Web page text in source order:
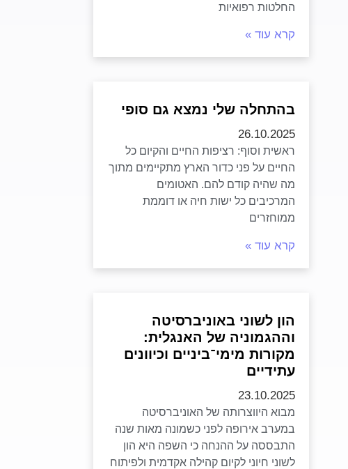
החלטות רפואיות
קרא עוד »
בהתחלה שלי נמצא גם סופי
26.10.2025
ראשית וסוף: רציפות החיים והקיום כל
החיים על פני כדור הארץ מתקיימים מתוך
מה שהיה קודם להם. האטומים
המרכיבים כל ישות חיה או דוממת
ממוחזרים
קרא עוד »
הון לשוני באוניברסיטה
וההגמוניה של האנגלית:
מקורות מימי־ביניים וכיוונים
עתידיים
23.10.2025
מבוא היווצרותה של האוניברסיטה
במערב אירופה לפני כשמונה מאות שנה
התבססה על ההנחה כי השפה היא הון
לשוני חיוני לקיום קהילה אקדמית ולפיתוח